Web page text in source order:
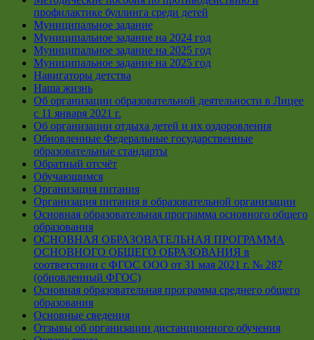
профилактике буллинга среди детей
Муниципальное задание
Муниципальное задание на 2024 год
Муниципальное задание на 2025 год
Муниципальное задание на 2025 год
Навигаторы детства
Наша жизнь
Об организации образовательной деятельности в Лицее
с 11 января 2021 г.
Об организации отдыха детей и их оздоровления
Обновленные Федеральные государственные
образовательные стандарты
Обратный отсчёт
Обучающимся
Организация питания
Организация питания в образовательной организации
Основная образовательная программа основного общего
образования
ОСНОВНАЯ ОБРАЗОВАТЕЛЬНАЯ ПРОГРАММА
ОСНОВНОГО ОБЩЕГО ОБРАЗОВАНИЯ в
соответствии с ФГОС ООО от 31 мая 2021 г. № 287
(обновленный ФГОС)
Основная образовательная программа среднего общего
образования
Основные сведения
Отзывы об организации дистанционного обучения